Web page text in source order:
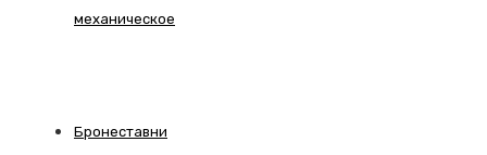
механическое
Бронеставни